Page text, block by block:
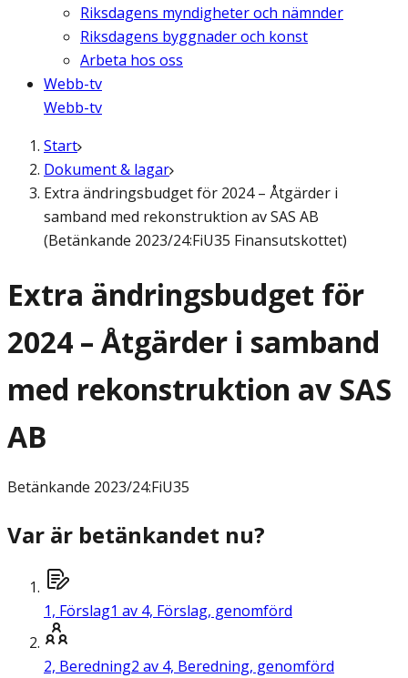
Riksdagens myndigheter och nämnder
Riksdagens byggnader och konst
Arbeta hos oss
Webb-tv
Webb-tv
Start
Dokument & lagar
Extra ändringsbudget för 2024 – Åtgärder i
samband med rekonstruktion av SAS AB
(Betänkande 2023/24:FiU35 Finansutskottet)
Extra ändringsbudget för
2024 – Åtgärder i samband
med rekonstruktion av SAS
AB
Betänkande 2023/24:FiU35
Var är betänkandet nu?
1, Förslag1 av 4, Förslag, genomförd
2, Beredning2 av 4, Beredning, genomförd